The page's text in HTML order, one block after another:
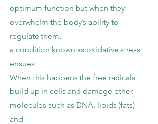
optimum function but when they
overwhelm the body’s ability to
regulate them,
a condition known as oxidative stress
ensues.
When this happens the free radicals
build up in cells and damage other
molecules such as DNA, lipids (fats)
and